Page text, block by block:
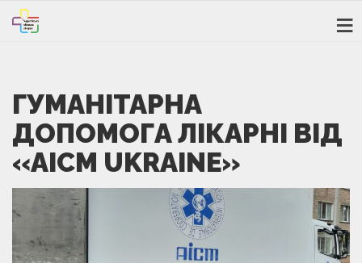
ГУМАНІТАРНА
ДОПОМОГА ЛІКАРНІ ВІД
«AICM UKRAINE»